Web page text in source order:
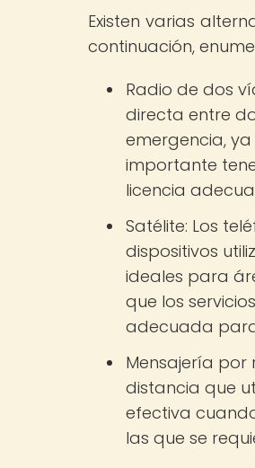
Existen varias
continuación,
Radio de dos
directa entre
emergencia,
importante
licencia
Satélite: Los
dispositivos
ideales para
que los
adecuada
Mensajería
distancia que
efectiva
las que se